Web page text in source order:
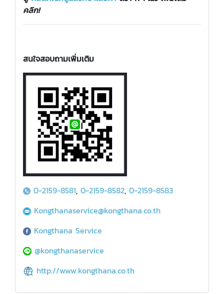
คลิก!
สนใจสอบถามเพิ่มเติม
0-2159-8581, 0-2159-8582, 0-2159-8583
Kongthanaservice@kongthana.co.th
Kongthana Service
@kongthanaservice
http://www.kongthana.co.th